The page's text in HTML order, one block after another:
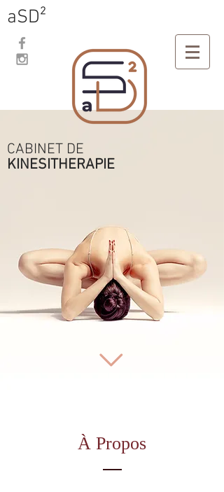
aSD²
CABINET DE
KINESITHERAPIE
À Propos